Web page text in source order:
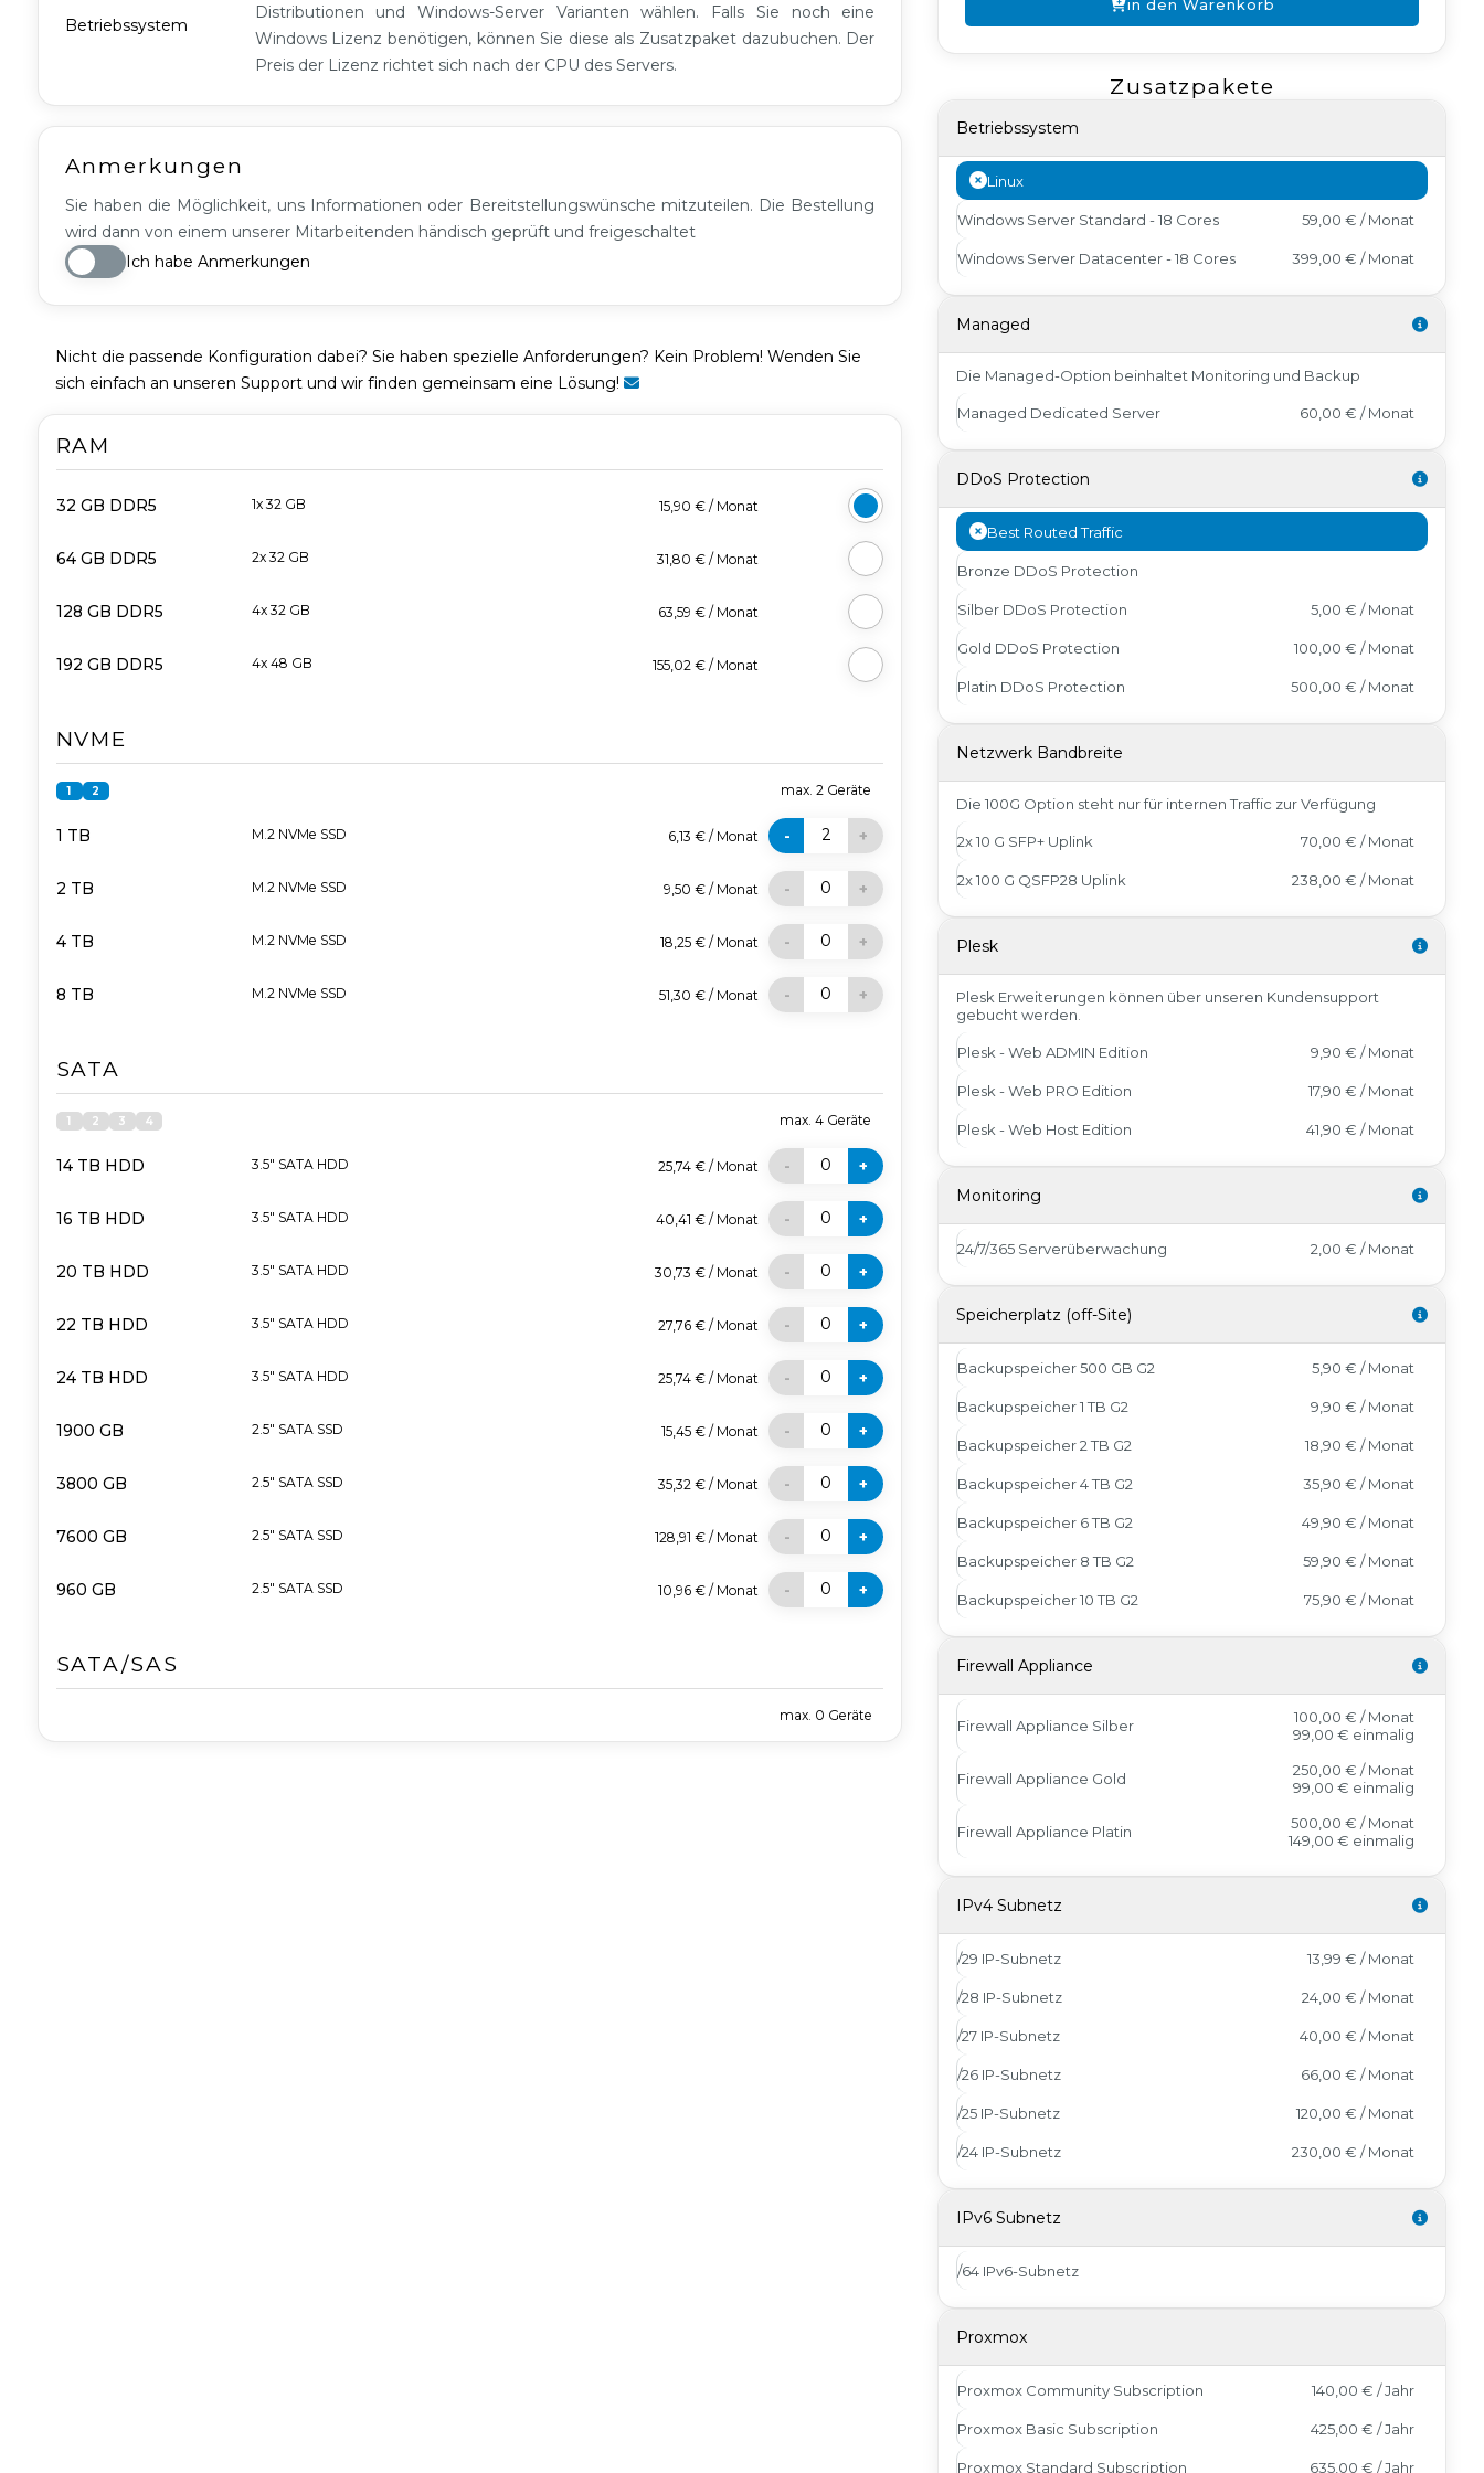
Betriebssystem
Distributionen und Windows-Server Varianten wählen. Falls Sie noch eine
Windows Lizenz benötigen, können Sie diese als Zusatzpaket dazubuchen. Der
Preis der Lizenz richtet sich nach der CPU des Servers.
Anmerkungen
Sie haben die Möglichkeit, uns Informationen oder Bereitstellungswünsche mitzuteilen. Die Bestellung
wird dann von einem unserer Mitarbeitenden händisch geprüft und freigeschaltet
Ich habe Anmerkungen
Nicht die passende Konfiguration dabei? Sie haben spezielle Anforderungen? Kein Problem! Wenden Sie
sich einfach an unseren Support und wir finden gemeinsam eine Lösung!
RAM
32 GB DDR5 1x 32 GB 15,90 € / Monat
64 GB DDR5 2x 32 GB 31,80 € / Monat
128 GB DDR5 4x 32 GB 63,59 € / Monat
192 GB DDR5 4x 48 GB 155,02 € / Monat
NVME
1 2 max. 2 Geräte
1 TB M.2 NVMe SSD 6,13 € / Monat - 2 +
2 TB M.2 NVMe SSD 9,50 € / Monat - 0 +
4 TB M.2 NVMe SSD 18,25 € / Monat - 0 +
8 TB M.2 NVMe SSD 51,30 € / Monat - 0 +
SATA
1 2 3 4 max.4 Geräte
14 TB HDD 3.5" SATA HDD 25,74 € / Monat - 0 +
16 TB HDD 3.5" SATA HDD 40,41 € / Monat - 0 +
20 TB HDD 3.5" SATA HDD 30,73 € / Monat - 0 +
22 TB HDD 3.5" SATA HDD 27,76 € / Monat - 0 +
24 TB HDD 3.5" SATA HDD 25,74 € / Monat - 0 +
1900 GB 2.5" SATA SSD 15,45 € / Monat - 0 +
3800 GB 2.5" SATA SSD 35,32 € / Monat - 0 +
7600 GB 2.5" SATA SSD 128,91 € / Monat - 0 +
960 GB 2.5" SATA SSD 10,96 € / Monat - 0 +
SATA/SAS
max. 0 Geräte
in den Warenkorb
Zusatzpakete
Betriebssystem
Linux
Windows Server Standard - 18 Cores 59,00 € / Monat
Windows Server Datacenter - 18 Cores 399,00 € / Monat
Managed
Die Managed-Option beinhaltet Monitoring und Backup
Managed Dedicated Server 60,00 € / Monat
DDoS Protection
Best Routed Traffic
Bronze DDoS Protection
Silber DDoS Protection 5,00 € / Monat
Gold DDoS Protection 100,00 € / Monat
Platin DDoS Protection 500,00 € / Monat
Netzwerk Bandbreite
Die 100G Option steht nur für internen Traffic zur Verfügung
2x 10 G SFP+ Uplink 70,00 € / Monat
2x 100 G QSFP28 Uplink 238,00 € / Monat
Plesk
Plesk Erweiterungen können über unseren Kundensupport
gebucht werden.
Plesk - Web ADMIN Edition 9,90 € / Monat
Plesk - Web PRO Edition 17,90 € / Monat
Plesk - Web Host Edition 41,90 € / Monat
Monitoring
24/7/365 Serverüberwachung 2,00 € / Monat
Speicherplatz (off-Site)
Backupspeicher 500 GB G2 5,90 € / Monat
Backupspeicher 1 TB G2 9,90 € / Monat
Backupspeicher 2 TB G2 18,90 € / Monat
Backupspeicher 4 TB G2 35,90 € / Monat
Backupspeicher 6 TB G2 49,90 € / Monat
Backupspeicher 8 TB G2 59,90 € / Monat
Backupspeicher 10 TB G2 75,90 € / Monat
Firewall Appliance
Firewall Appliance Silber
100,00 € / Monat
99,00 € einmalig
Firewall Appliance Gold
250,00 € / Monat
99,00 € einmalig
Firewall Appliance Platin
500,00 € / Monat
149,00 € einmalig
IPv4 Subnetz
/29 IP-Subnetz 13,99 € / Monat
/28 IP-Subnetz 24,00 € / Monat
/27 IP-Subnetz 40,00 € / Monat
/26 IP-Subnetz 66,00 € / Monat
/25 IP-Subnetz 120,00 € / Monat
/24 IP-Subnetz 230,00 € / Monat
IPv6 Subnetz
/64 IPv6-Subnetz
Proxmox
Proxmox Community Subscription 140,00 € / Jahr
Proxmox Basic Subscription 425,00 € / Jahr
Proxmox Standard Subscription 635,00 € / Jahr